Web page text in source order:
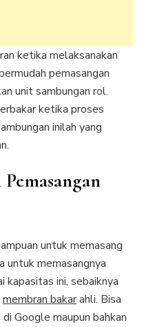
ketika melaksanakan
pemasangan
unit sambungan rol.
ketika proses
inilah yang
untuk memasang
untuk memasangnya
kapasitas ini, sebaiknya
membran bakarahli. Bisa
Google maupun bahkan